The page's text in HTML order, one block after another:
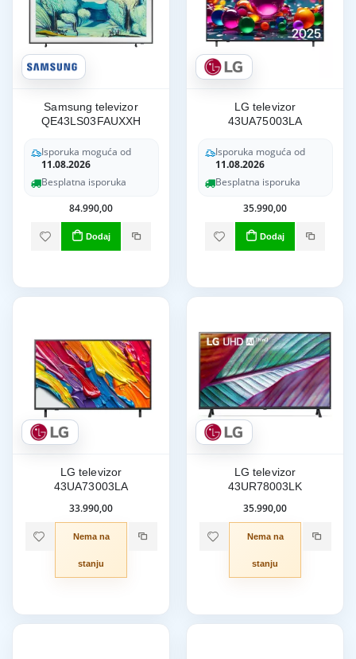
Samsung televizor
QE43LS03FAUXXH
Isporuka moguća od
11.08.2026
Besplatna isporuka
84.990,00
Dodaj
LG televizor
43UA75003LA
Isporuka moguća od
11.08.2026
Besplatna isporuka
35.990,00
Dodaj
LG televizor
43UA73003LA
33.990,00
Nema na
stanju
LG televizor
43UR78003LK
35.990,00
Nema na
stanju